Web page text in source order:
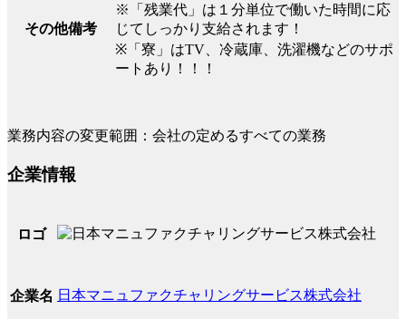
その他備考
※「残業代」は１分単位で働いた時間に応
じてしっかり支給されます！
※「寮」はTV、冷蔵庫、洗濯機などのサポ
ートあり！！！
業務内容の変更範囲：会社の定めるすべての業務
企業情報
ロゴ
企業名 日本マニュファクチャリングサービス株式会社